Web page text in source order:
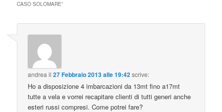
CASO SOLOMARE”
andrea il27 Febbraio 2013 alle 19:42scrive:
Ho a disposizione 4 imbarcazioni da 13mt fino a17mt
tutte a vela e vorrei recapitare clienti di tutti generi anche
esteri russi compresi. Come potrei fare?